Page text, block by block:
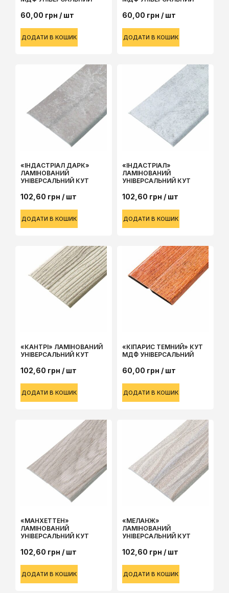
60,00 грн / шт
ДОДАТИ В КОШИК
60,00 грн / шт
ДОДАТИ В КОШИК
«ІНДАСТРІАЛ ДАРК»
ЛАМІНОВАНИЙ
УНІВЕРСАЛЬНИЙ КУТ
102,60 грн / шт
ДОДАТИ В КОШИК
«ІНДАСТРІАЛ»
ЛАМІНОВАНИЙ
УНІВЕРСАЛЬНИЙ КУТ
102,60 грн / шт
ДОДАТИ В КОШИК
«КАНТРІ» ЛАМІНОВАНИЙ
УНІВЕРСАЛЬНИЙ КУТ
102,60 грн / шт
ДОДАТИ В КОШИК
«КІПАРИС ТЕМНИЙ» КУТ
МДФ УНІВЕРСАЛЬНИЙ
60,00 грн / шт
ДОДАТИ В КОШИК
«МАНХЕТТЕН»
ЛАМІНОВАНИЙ
УНІВЕРСАЛЬНИЙ КУТ
102,60 грн / шт
ДОДАТИ В КОШИК
«МЕЛАНЖ»
ЛАМІНОВАНИЙ
УНІВЕРСАЛЬНИЙ КУТ
102,60 грн / шт
ДОДАТИ В КОШИК